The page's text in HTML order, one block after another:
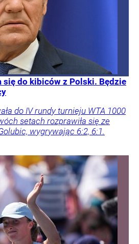
się do kibiców z Polski. Będzie
do IV rundy turnieju WTA 1000
setach rozprawiła się ze
wygrywając 6:2, 6:1.